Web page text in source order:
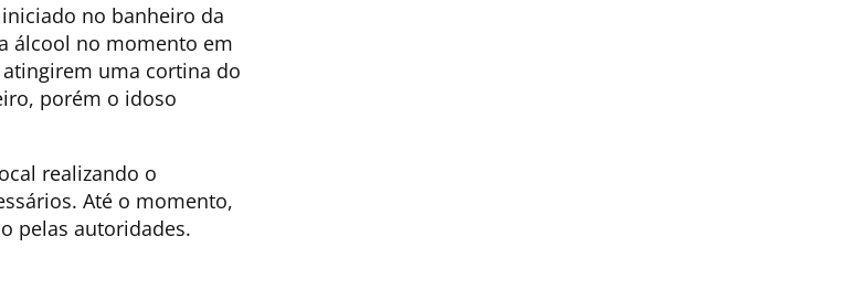
no banheiro da
álcool no momento em
uma cortina do
porém o idoso
realizando o
Até o momento,
pelas autoridades.